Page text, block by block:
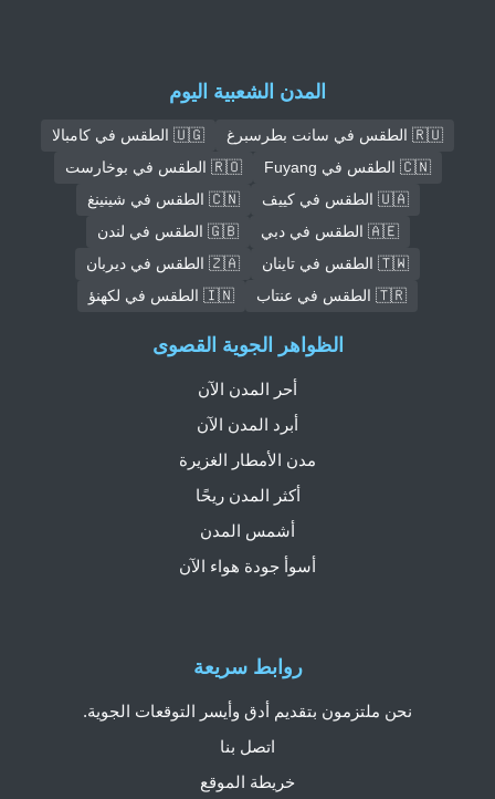
المدن الشعبية اليوم
🇷🇺 الطقس في سانت بطرسبرغ
🇺🇬 الطقس في كامبالا
🇨🇳 الطقس في Fuyang
🇷🇴 الطقس في بوخارست
🇺🇦 الطقس في كييف
🇨🇳 الطقس في شينينغ
🇦🇪 الطقس في دبي
🇬🇧 الطقس في لندن
🇹🇼 الطقس في تاينان
🇿🇦 الطقس في ديربان
🇹🇷 الطقس في عنتاب
🇮🇳 الطقس في لكهنؤ
روابط سريعة
نحن ملتزمون بتقديم أدق وأيسر التوقعات الجوية.
اتصل بنا
خريطة الموقع
الظواهر الجوية القصوى
أحر المدن الآن
أبرد المدن الآن
مدن الأمطار الغزيرة
أكثر المدن ريحًا
أشمس المدن
أسوأ جودة هواء الآن